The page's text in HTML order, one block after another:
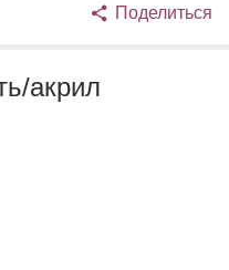
Поделиться
акрил